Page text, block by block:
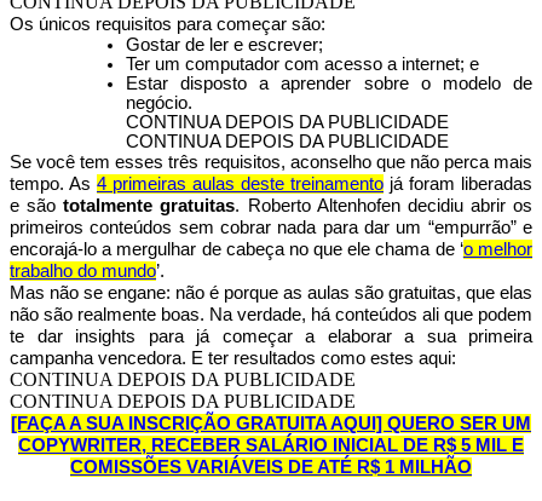
Os únicos requisitos para começar são:
Gostar de ler e escrever;
Ter um computador com acesso a internet; e
Estar disposto a aprender sobre o modelo de
negócio.
CONTINUA DEPOIS DA PUBLICIDADE
CONTINUA DEPOIS DA PUBLICIDADE
Se você tem esses três requisitos, aconselho que não perca mais
tempo. As 4 primeiras aulas deste treinamento já foram liberadas
e são totalmente gratuitas. Roberto Altenhofen decidiu abrir os
primeiros conteúdos sem cobrar nada para dar um “empurrão” e
encorajá-lo a mergulhar de cabeça no que ele chama de ‘o melhor
trabalho do mundo’.
Mas não se engane: não é porque as aulas são gratuitas, que elas
não são realmente boas. Na verdade, há conteúdos ali que podem
te dar insights para já começar a elaborar a sua primeira
campanha vencedora. E ter resultados como estes aqui:
CONTINUA DEPOIS DA PUBLICIDADE
CONTINUA DEPOIS DA PUBLICIDADE
[FAÇA A SUA INSCRIÇÃO GRATUITA AQUI] QUERO SER UM
COPYWRITER, RECEBER SALÁRIO INICIAL DE R$ 5 MIL E
COMISSÕES VARIÁVEIS DE ATÉ R$ 1 MILHÃO